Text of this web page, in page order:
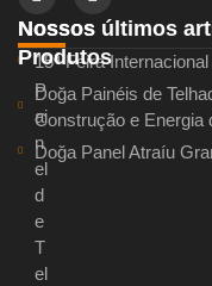
Nossos últimos
15ª Feira
Doğa Painéis de
Construção e Energia
Doğa Panel Atraíu
Nossos
Produtos
P
ai
n
el
d
e
T
el